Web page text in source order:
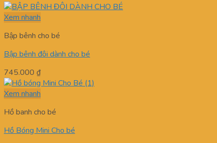
Xem nhanh
Bập bênh cho bé
Bập bênh đôi dành cho bé
745.000 ₫
Xem nhanh
Hồ banh cho bé
Hồ Bóng Mini Cho bé